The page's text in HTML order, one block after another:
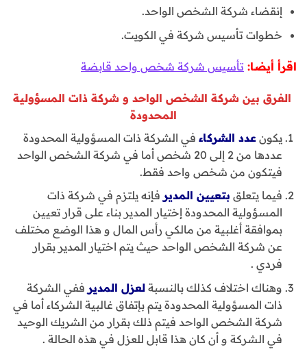
إنقضاء شركة الشخص الواحد.
خطوات تأسيس شركة في الكويت.
اقرأ أيضا: تأسيس شركة شخص واحد قابضة
الفرق بين شركة الشخص الواحد و شركة ذات المسؤولية
المحدودة
يكون عدد الشركاء في الشركة ذات المسؤولية المحدودة
عددها من 2 إلى 20 شخص أما في شركة الشخص الواحد
فيتكون من شخص واحد فقط.
فيما يتعلق بتعيين المدير فإنه يلتزم في شركة ذات
المسؤولية المحدودة إختيار المدير بناء على قرار تعيين
بموافقة أغلبية من مالكي رأس المال و هذا الوضع مختلف
عن شركة الشخص الواحد حيث يتم اختيار المدير بقرار
فردي .
وهناك اختلاف كذلك بالنسبة لعزل المدير ففي الشركة
ذات المسؤولية المحدودة يتم بإتفاق غالبية الشركاء أما في
شركة الشخص الواحد فيتم ذلك بقرار من الشريك الوحيد
في الشركة و أن كان هذا قابل للعزل في هذه الحالة .